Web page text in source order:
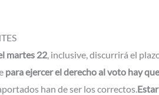
martes 22, inclusive, discurrirá el
para ejercer el derecho al voto hay
han de ser los correctos.